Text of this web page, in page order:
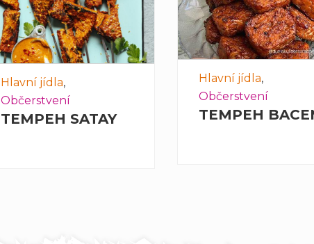
Hlavní jídla,
Občerstvení
TEMPEH SATAY
Hlavní jídla,
Občerstvení
TEMPEH